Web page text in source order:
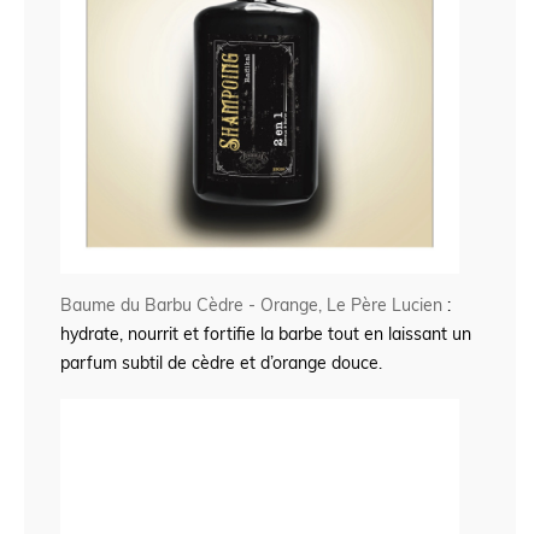
Baume du Barbu Cèdre - Orange, Le Père Lucien :
hydrate, nourrit et fortifie la barbe tout en laissant un
parfum subtil de cèdre et d’orange douce.